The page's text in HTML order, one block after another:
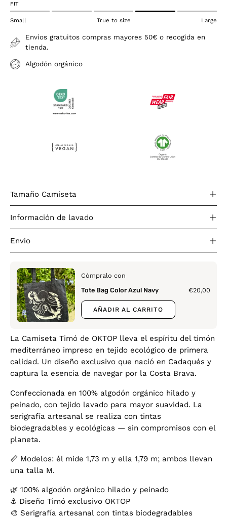
FIT
Small True to size Large
Envíos gratuitos compras mayores 50€ o recogida en
tienda.
Algodón orgánico
Tamaño Camiseta
Información de lavado
Envio
Cómpralo con
Tote Bag Color Azul Navy
€20,00
AÑADIR AL CARRITO
La Camiseta Timó de OKTOP lleva el espíritu del timón
mediterráneo impreso en tejido ecológico de primera
calidad. Un diseño exclusivo que nació en Cadaqués y
captura la esencia de navegar por la Costa Brava.
Confeccionada en 100% algodón orgánico hilado y
peinado, con tejido lavado para mayor suavidad. La
serigrafía artesanal se realiza con tintas
biodegradables y ecológicas — sin compromisos con el
planeta.
📏 Modelos: él mide 1,73 m y ella 1,79 m; ambos llevan
una talla M.
🌿 100% algodón orgánico hilado y peinado
⚓ Diseño Timó exclusivo OKTOP
🎨 Serigrafía artesanal con tintas biodegradables